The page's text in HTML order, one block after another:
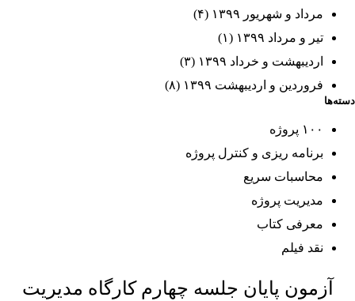
مرداد و شهریور ۱۳۹۹
(۴)
تیر و مرداد ۱۳۹۹
(۱)
اردیبهشت و خرداد ۱۳۹۹
(۳)
فروردین و اردیبهشت ۱۳۹۹
(۸)
دسته‌ها
۱۰۰ پروژه
برنامه ریزی و کنترل پروژه
محاسبات سریع
مدیریت پروژه
معرفی کتاب
نقد فیلم
آزمون پایان جلسه چهارم کارگاه مدیریت